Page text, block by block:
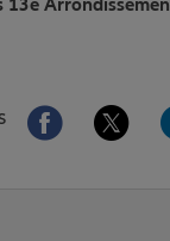
Aller sur laAller